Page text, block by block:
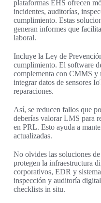
plataformas EHS ofrecen
incidentes, auditorías,
cumplimiento. Estas
generan informes que
laboral.
Incluye la Ley de
cumplimiento. El software
complementa con CMMS
integrar datos de sensores
reparaciones.
Así, se reducen fallos que
deberías valorar LMS para
en PRL. Esto ayuda a
actualizadas.
No olvides las soluciones
protegen la infraestructura
corporativos, EDR y
inspección y auditoría
checklists in situ.